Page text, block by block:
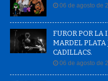
06 de agosto de
FUROR POR LA
MARDEL PLATA
CADILLACS.
06 de agosto de